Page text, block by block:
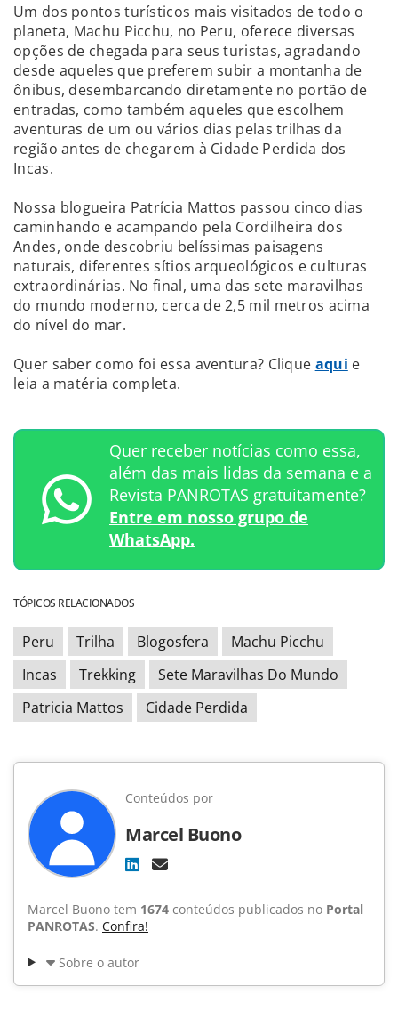
Um dos pontos turísticos mais visitados de todo o
planeta, Machu Picchu, no Peru, oferece diversas
opções de chegada para seus turistas, agradando
desde aqueles que preferem subir a montanha de
ônibus, desembarcando diretamente no portão de
entradas, como também aqueles que escolhem
aventuras de um ou vários dias pelas trilhas da
região antes de chegarem à Cidade Perdida dos
Incas.
Nossa blogueira Patrícia Mattos passou cinco dias
caminhando e acampando pela Cordilheira dos
Andes, onde descobriu belíssimas paisagens
naturais, diferentes sítios arqueológicos e culturas
extraordinárias. No final, uma das sete maravilhas
do mundo moderno, cerca de 2,5 mil metros acima
do nível do mar.
Quer saber como foi essa aventura? Clique aqui e
leia a matéria completa.
Quer receber notícias como essa,
além das mais lidas da semana e a
Revista PANROTAS gratuitamente?
Entre em nosso grupo de
WhatsApp.
TÓPICOS RELACIONADOS
Peru Trilha Blogosfera
Machu Picchu
Incas
Trekking
Sete Maravilhas Do Mundo
Patricia Mattos
Cidade Perdida
Conteúdos por
Marcel Buono
Marcel Buono tem 1674 conteúdos publicados no Portal
PANROTAS. Confira!
Sobre o autor